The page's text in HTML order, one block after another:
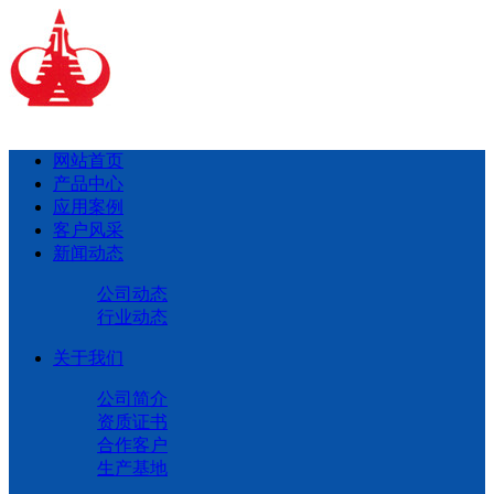
网站首页
产品中心
应用案例
客户风采
新闻动态
公司动态
行业动态
关于我们
公司简介
资质证书
合作客户
生产基地